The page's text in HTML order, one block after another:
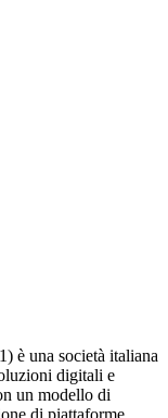
è una società italiana
digitali e
un modello di